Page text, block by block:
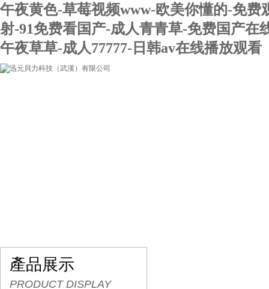
午夜黄色-草莓视频www-欧美你懂的-免
射-91免费看国产-成人青青草-免费国产
午夜草草-成人77777-日韩av在线播放观看
產品展示
PRODUCT DISPLAY